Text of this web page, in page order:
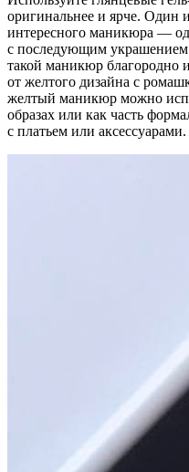
оригинальнее и ярче. Один
интересного маникюра —
с последующим
такой маникюр благородно
от желтого дизайна с
желтый маникюр можно
образах или как часть
с платьем или аксессуарами.